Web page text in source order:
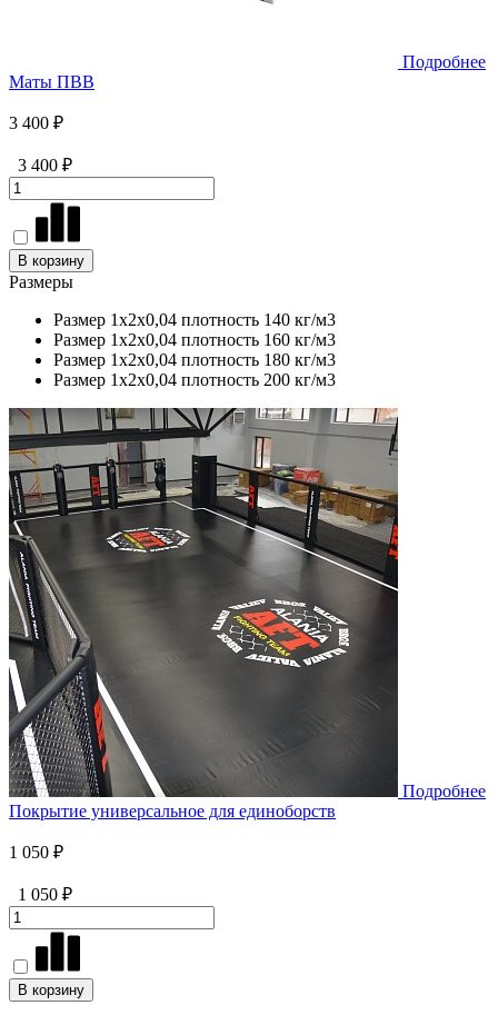
Подробнее
Маты ПВВ
3 400 ₽
3 400 ₽
В корзину
Размеры
Размер 1х2х0,04 плотность 140 кг/м3
Размер 1х2х0,04 плотность 160 кг/м3
Размер 1х2х0,04 плотность 180 кг/м3
Размер 1х2х0,04 плотность 200 кг/м3
Подробнее
Покрытие универсальное для единоборств
1 050 ₽
1 050 ₽
В корзину